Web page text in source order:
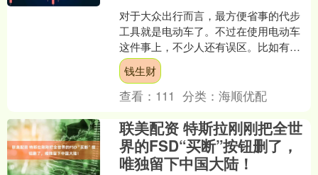
对于大众出行而言，最方便省事的代步
工具就是电动车了。不过在使用电动车
这件事上，不少人还有误区。比如有些
电动车必须考驾照才能骑，还有已经考
了C1证的车主，就更不能....
钱生财
查看： 111 分类：海顺优配
联美配资 特斯拉刚刚把全世
界的FSD“买断”按钮删了，
唯独留下中国大陆！